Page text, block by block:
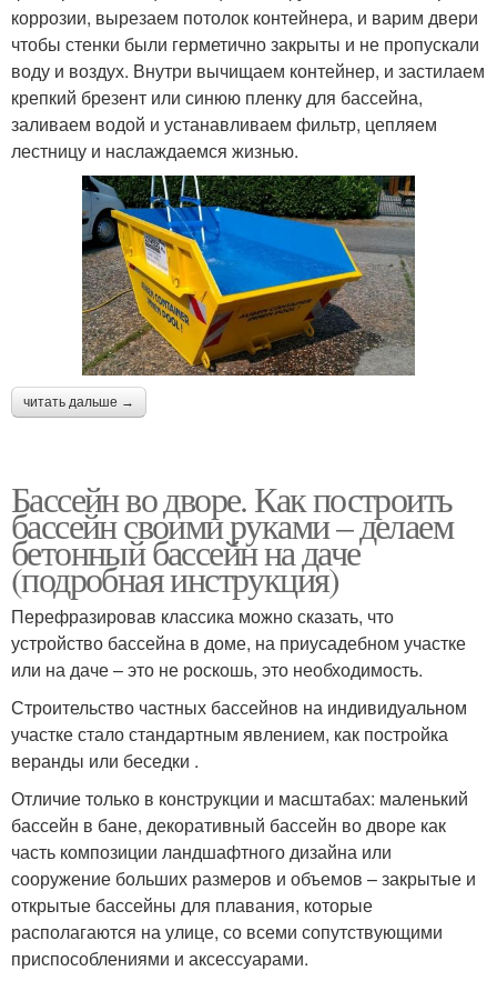
коррозии, вырезаем потолок контейнера, и варим двери
чтобы стенки были герметично закрыты и не пропускали
воду и воздух. Внутри вычищаем контейнер, и застилаем
крепкий брезент или синюю пленку для бассейна,
заливаем водой и устанавливаем фильтр, цепляем
лестницу и наслаждаемся жизнью.
читать дальше →
Бассейн во дворе. Как построить
бассейн своими руками – делаем
бетонный бассейн на даче
(подробная инструкция)
Перефразировав классика можно сказать, что
устройство бассейна в доме, на приусадебном участке
или на даче – это не роскошь, это необходимость.
Строительство частных бассейнов на индивидуальном
участке стало стандартным явлением, как постройка
веранды или беседки .
Отличие только в конструкции и масштабах: маленький
бассейн в бане, декоративный бассейн во дворе как
часть композиции ландшафтного дизайна или
сооружение больших размеров и объемов – закрытые и
открытые бассейны для плавания, которые
располагаются на улице, со всеми сопутствующими
приспособлениями и аксессуарами.